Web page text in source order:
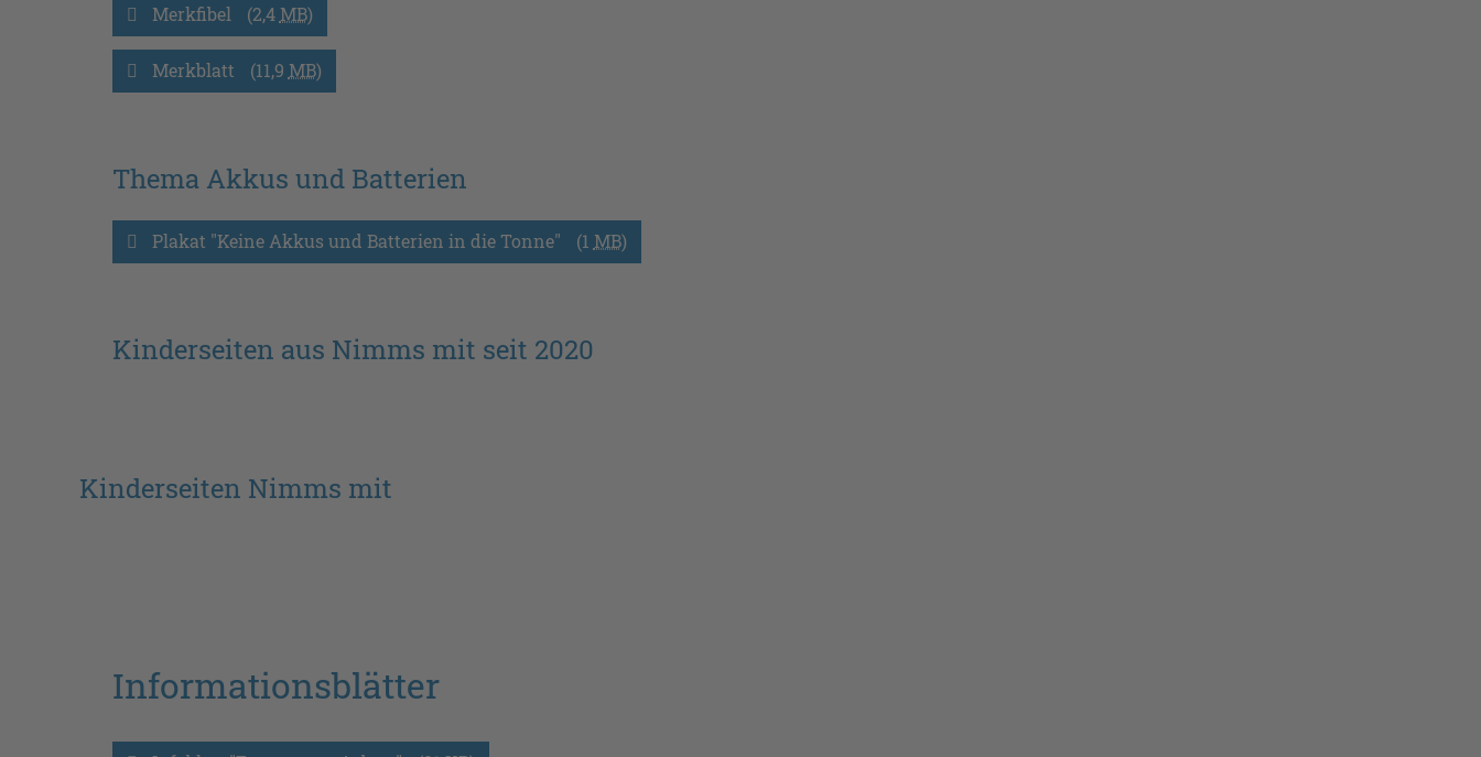
Merkfibel (2,4 MB)
Merkblatt (11,9 MB)
Thema Akkus und Batterien
Plakat "Keine Akkus und Batterien in die Tonne" (1 MB)
Kinderseiten aus Nimms mit seit 2020
Kinderseiten Nimms mit
Informationsblätter